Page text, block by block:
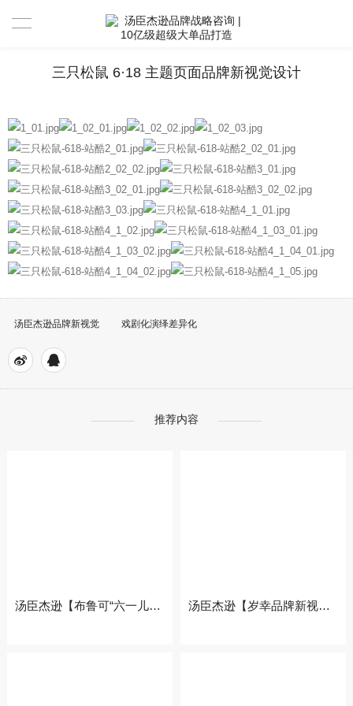
跨境品牌案例
营销陪跑案例
服务范围
关于汤臣杰逊
联系我们
三只松鼠 6·18 主题页面品牌新视觉设计
汤臣杰逊品牌新视觉 戏剧化演绎差异化
推荐内容
汤臣杰逊【布鲁可“六一儿童节”活动页面分享】 汤臣杰逊【岁幸品牌新视觉作品分享】